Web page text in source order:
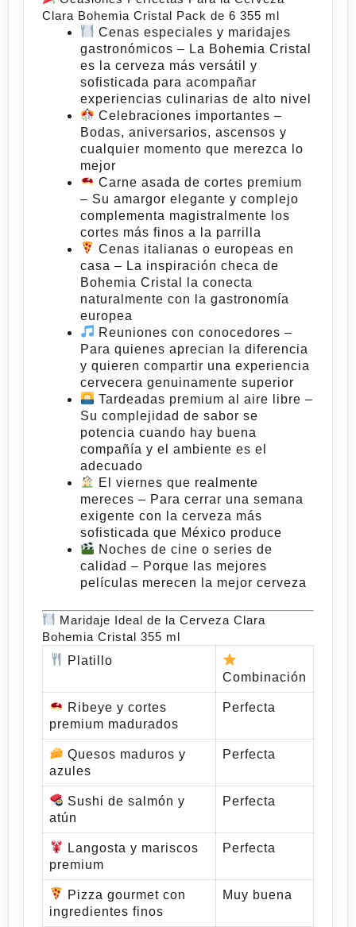
Clara Bohemia Cristal Pack de 6 355 ml
Cenas especiales y maridajes
gastronómicos – La Bohemia Cristal
es la cerveza más versátil y
sofisticada para acompañar
experiencias culinarias de alto nivel
Celebraciones importantes –
Bodas, aniversarios, ascensos y
cualquier momento que merezca lo
mejor
Carne asada de cortes premium
– Su amargor elegante y complejo
complementa magistralmente los
cortes más finos a la parrilla
Cenas italianas o europeas en
casa – La inspiración checa de
Bohemia Cristal
la conecta
naturalmente con la gastronomía
europea
Reuniones con conocedores –
Para quienes aprecian la diferencia
y quieren compartir una experiencia
cervecera genuinamente superior
Tardeadas premium al aire libre –
Su complejidad de sabor se
potencia cuando hay buena
compañía y el ambiente es el
adecuado
El viernes que realmente
mereces – Para cerrar una semana
exigente con la cerveza más
sofisticada que México produce
Noches de cine o series de
calidad – Porque las mejores
películas merecen la mejor cerveza
Maridaje Ideal de la Cerveza Clara
Bohemia Cristal 355 ml
Platillo
Combinación
Ribeye y cortes
premium madurados
Perfecta
Quesos maduros y
azules
Perfecta
Sushi de salmón y
atún
Perfecta
Langosta y mariscos
premium
Perfecta
Pizza gourmet con
ingredientes finos
Muy buena